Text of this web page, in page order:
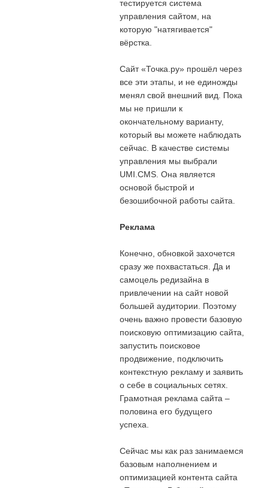
тестируется система
управления сайтом, на
которую "натягивается"
вёрстка.
Сайт «Точка.ру» прошёл через
все эти этапы, и не единожды
менял свой внешний вид. Пока
мы не пришли к
окончательному варианту,
который вы можете наблюдать
сейчас. В качестве системы
управления мы выбрали
UMI.CMS. Она является
основой быстрой и
безошибочной работы сайта.
Реклама
Конечно, обновкой захочется
сразу же похвастаться. Да и
самоцель редизайна в
привлечении на сайт новой
большей аудитории. Поэтому
очень важно провести базовую
поисковую оптимизацию сайта,
запустить поисковое
продвижение, подключить
контекстную рекламу и заявить
о себе в социальных сетях.
Грамотная реклама сайта –
половина его будущего
успеха.
Сейчас мы как раз занимаемся
базовым наполнением и
оптимизацией контента сайта